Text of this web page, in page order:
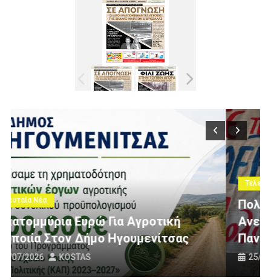
Τελευταία Νέα
Πολίτες Θεσπρωτίας Ενάντια Στις
Ανεμογεννήτριες: Ποιον Ενοχλούν Τα
Πανό Μας;
25/07/2026 KOSTAS